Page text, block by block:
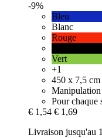
-9%
Bleu
Blanc
Rouge
Vert
+1
450 x 7,5 cm
Pour chaque
€ 1,54 € 1,69
Livraison jusqu'au